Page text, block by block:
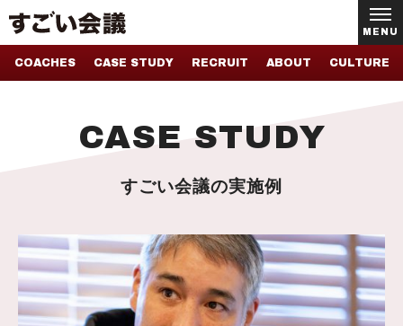
MENU
COACHES CASE STUDY RECRUIT ABOUT CULTURE
CASE STUDY
すごい会議の実施例